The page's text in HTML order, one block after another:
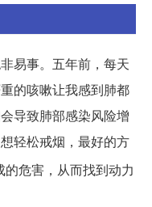
易事。五年前，每天
的咳嗽让我感到肺都
导致肺部感染风险增
轻松戒烟，最好的方
危害，从而找到动力